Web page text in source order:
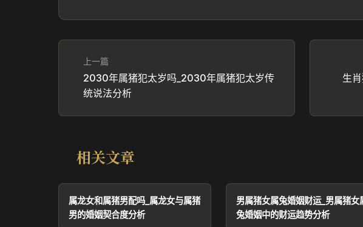
上一篇
2030年属猪犯太岁吗_2030年属猪犯太岁传
统说法分析
生
相关文章
属龙女和属猪男配吗_属龙女与属猪
男的婚姻契合度分析
男属猪女属兔婚姻财运_男属猪女
兔婚姻中的财运趋势分析